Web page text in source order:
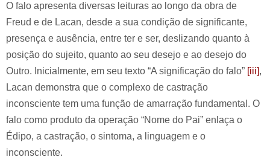
O falo apresenta diversas leituras ao longo da obra de
Freud e de Lacan, desde a sua condição de significante,
presença e ausência, entre ter e ser, deslizando quanto à
posição do sujeito, quanto ao seu desejo e ao desejo do
Outro. Inicialmente, em seu texto “A significação do falo” [iii],
Lacan demonstra que o complexo de castração
inconsciente tem uma função de amarração fundamental. O
falo como produto da operação “Nome do Pai” enlaça o
Édipo, a castração, o sintoma, a linguagem e o
inconsciente.